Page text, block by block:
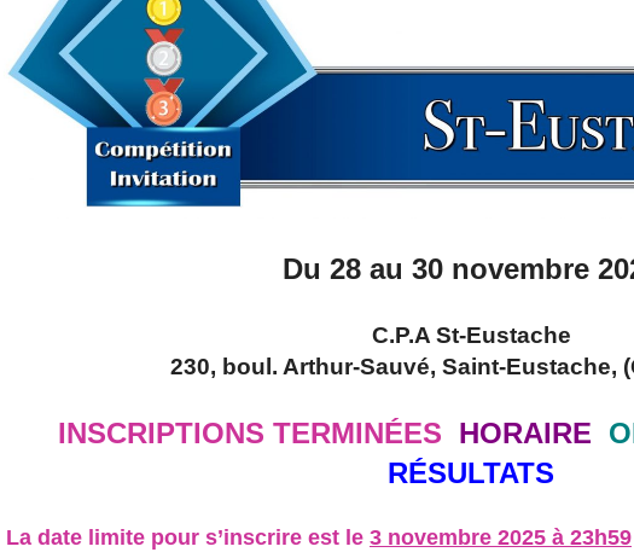
Du 28 au 30 novembre
C.P.A St-Eustache
230, boul. Arthur-Sauvé, Saint-Eustache,
INSCRIPTIONS TERMINÉES HORAIRE
RÉSULTATS
La date limite pour s’inscrire est le 3 novembre 2025 à 23h59